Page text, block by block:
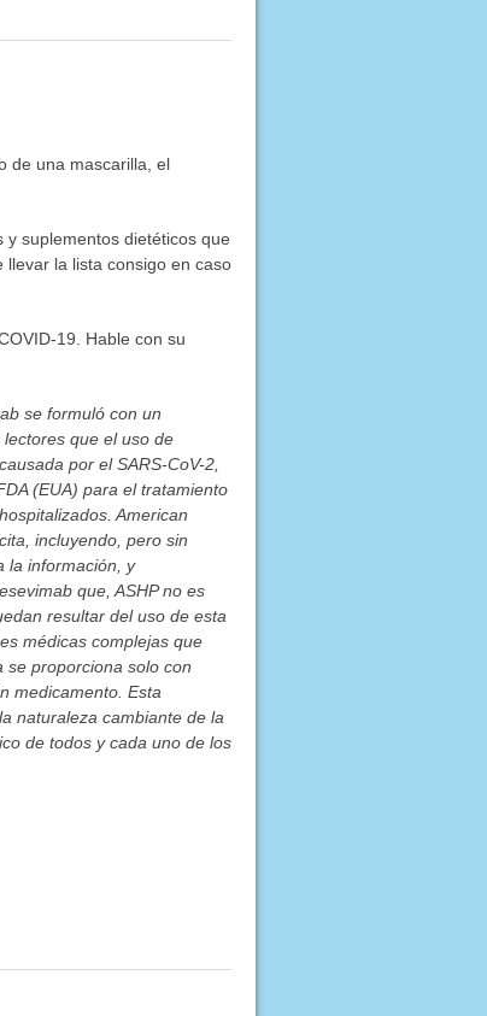
de una mascarilla, el
suplementos dietéticos que
la lista consigo en caso
19. Hable con su
se formuló con un
que el uso de
por el SARS-CoV-2,
(EUA) para el tratamiento
American
incluyendo, pero sin
la información, y
que, ASHP no es
resultar del uso de esta
médicas complejas que
proporciona solo con
medicamento. Esta
naturaleza cambiante de la
de todos y cada uno de los